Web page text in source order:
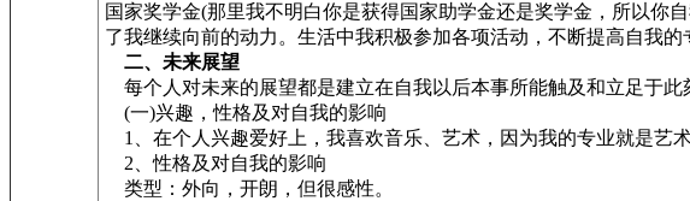
国家奖学金(那里我不明白你是获得国家助学金还是奖学金，所以你
了我继续向前的动力。生活中我积极参加各项活动，不断提高自我
二、未来展望
每个人对未来的展望都是建立在自我以后本事所能触及和立足于
(一)兴趣，性格及对自我的影响
1、在个人兴趣爱好上，我喜欢音乐、艺术，因为我的专业就是艺
2、性格及对自我的影响
类型：外向，开朗，但很感性。